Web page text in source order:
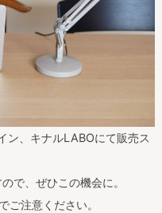
ン、キナルLABOにて販売ス
で、ぜひこの機会に。
ご注意ください。